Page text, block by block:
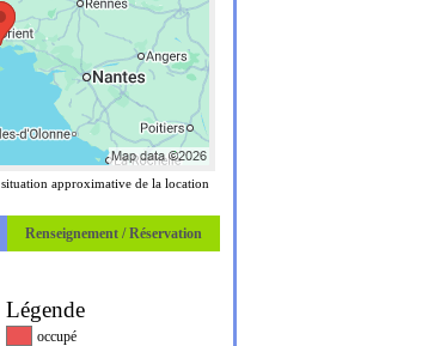
situation approximative de la location
Renseignement / Réservation
Légende
occupé